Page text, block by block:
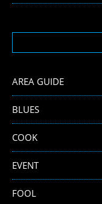
AREA GUIDE
BLUES
COOK
EVENT
FOOL